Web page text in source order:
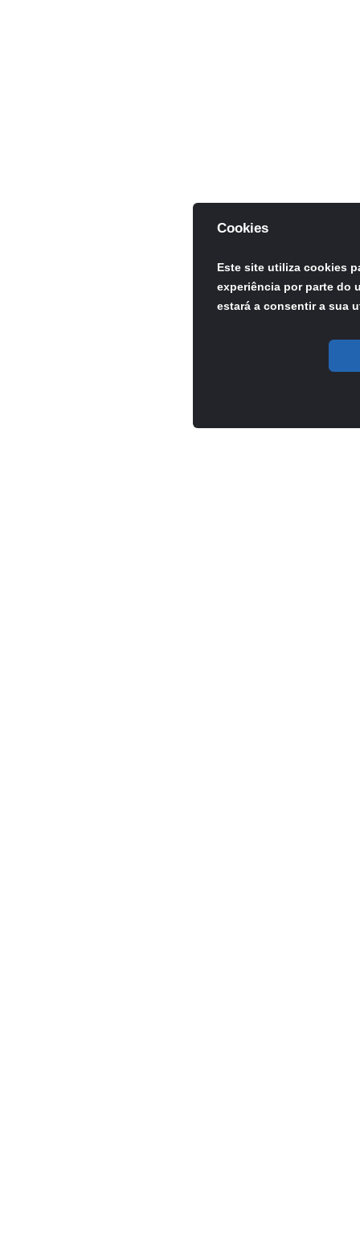
Cookies
Este site utiliza cookies
experiência por parte do
estará a consentir a sua